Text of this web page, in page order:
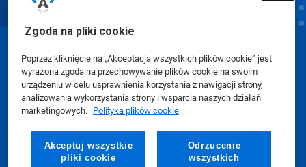
Zgoda na pliki cookie
Poprzez kliknięcie na „Akceptacja wszystkich plików cookie” jest
wyrażona zgoda na przechowywanie plików cookie na swoim
urządzeniu w celu usprawnienia korzystania z nawigacji strony,
analizowania wykorzystania strony i wsparcia naszych działań
marketingowych. Polityka plików cookie
Akceptuj wszystkie
pliki cookie
Odrzucenie
wszystkich
© Ecolab Inc. 2025
Karty charakterystyki (SDS)|Polityka prywatności
Warunki użytkowania